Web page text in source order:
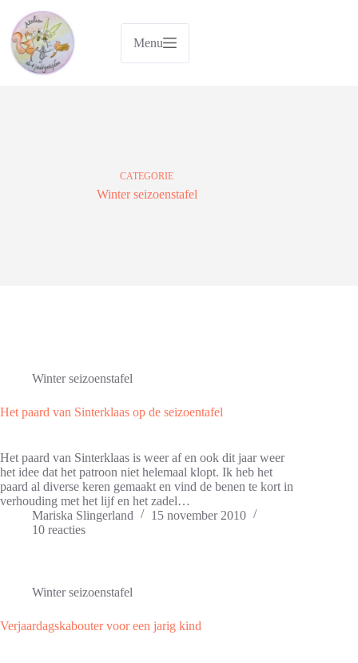
naar
inhoud
Menu
CATEGORIE
Winter seizoenstafel
Winter seizoenstafel
Het paard van Sinterklaas op de seizoentafel
Het paard van Sinterklaas is weer af en ook dit jaar weer
het idee dat het patroon niet helemaal klopt. Ik heb het
paard al diverse keren gemaakt en vind de benen te kort in
verhouding met het lijf en het zadel…
Mariska Slingerland
15 november 2010
10 reacties
Winter seizoenstafel
Verjaardagskabouter voor een jarig kind